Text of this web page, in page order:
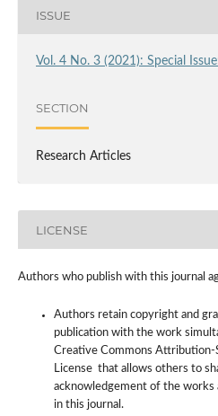
ISSUE
Vol. 4 No. 3 (2021): Special
SECTION
Research Articles
LICENSE
Authors who publish with this journal
Authors retain copyright and
publication with the work
Creative Commons Attribution-
License that allows others to
acknowledgement of the works
in this journal.